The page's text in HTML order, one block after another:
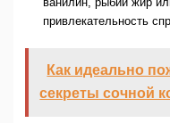
привлекательность
Как идеально
секреты сочной